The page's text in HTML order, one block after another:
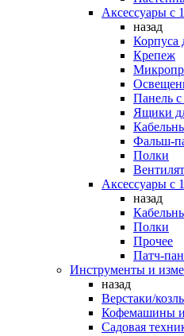
Аксессуары с
назад
Корпуса
Крепеж
Панель
Ящики
Фальш-
Полки
Аксессуары с
назад
Полки
Прочее
Патч-
Инструменты и
назад
Верстаки/
Кофемашины
Садовая